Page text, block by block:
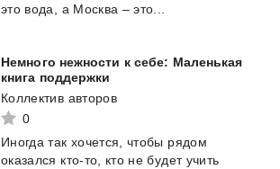
это вода, а Москва – это...
Немного нежности к себе: Маленькая
книга поддержки
Коллектив авторов
0
Иногда так хочется, чтобы рядом
оказался кто-то, кто не будет учить